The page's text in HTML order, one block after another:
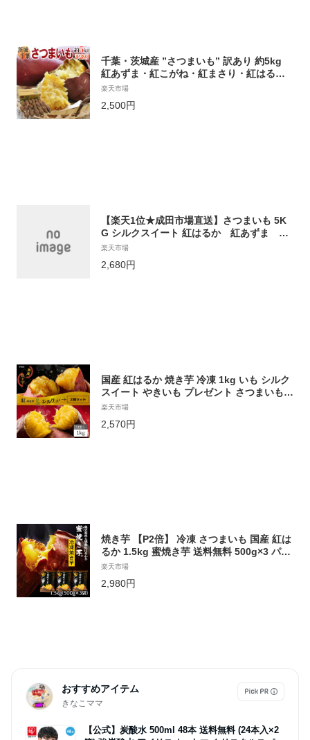
千葉・茨城産 ”さつまいも” 訳あり 約5kg
紅あずま・紅こがね・紅まさり・紅はるか
品種おまかせ 送料無料
楽天市場
2,500円
【楽天1位★成田市場直送】さつまいも 5K
G シルクスイート 紅はるか 紅あずま 訳
あり品 サツマイモ 焼き芋に 千葉茨城県産地
容 スイーツ ギフト
楽天市場
2,680円
国産 紅はるか 焼き芋 冷凍 1kg いも シルク
スイート やきいも プレゼント さつまいも
無添加 茨城県産 冷凍焼き芋 冷凍焼きいも
芋 スイーツ お菓子 さつま芋 和スイーツ 健
楽天市場
2,570円
焼き芋 【P2倍】 冷凍 さつまいも 国産 紅は
るか 1.5kg 蜜焼き芋 送料無料 500g×3 パッ
ク セット 無添加 やきいも 美味しい スイー
宝 おやつ お歳暮 ギフト 贈り物
楽天市場
2,980円
おすすめアイテム
きなこママ
【公式】炭酸水 500ml 48本 送料無料 (24本入×2